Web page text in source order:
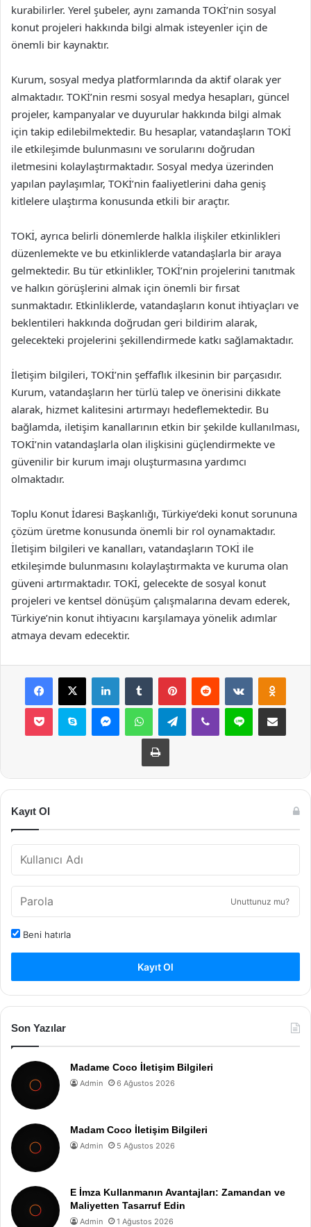
kurabilirler. Yerel şubeler, aynı zamanda TOKİ’nin sosyal
konut projeleri hakkında bilgi almak isteyenler için de
önemli bir kaynaktır.
Kurum, sosyal medya platformlarında da aktif olarak yer
almaktadır. TOKİ’nin resmi sosyal medya hesapları, güncel
projeler, kampanyalar ve duyurular hakkında bilgi almak
için takip edilebilmektedir. Bu hesaplar, vatandaşların TOKİ
ile etkileşimde bulunmasını ve sorularını doğrudan
iletmesini kolaylaştırmaktadır. Sosyal medya üzerinden
yapılan paylaşımlar, TOKİ’nin faaliyetlerini daha geniş
kitlelere ulaştırma konusunda etkili bir araçtır.
TOKİ, ayrıca belirli dönemlerde halkla ilişkiler etkinlikleri
düzenlemekte ve bu etkinliklerde vatandaşlarla bir araya
gelmektedir. Bu tür etkinlikler, TOKİ’nin projelerini tanıtmak
ve halkın görüşlerini almak için önemli bir fırsat
sunmaktadır. Etkinliklerde, vatandaşların konut ihtiyaçları ve
beklentileri hakkında doğrudan geri bildirim alarak,
gelecekteki projelerini şekillendirmede katkı sağlamaktadır.
İletişim bilgileri, TOKİ’nin şeffaflık ilkesinin bir parçasıdır.
Kurum, vatandaşların her türlü talep ve önerisini dikkate
alarak, hizmet kalitesini artırmayı hedeflemektedir. Bu
bağlamda, iletişim kanallarının etkin bir şekilde kullanılması,
TOKİ’nin vatandaşlarla olan ilişkisini güçlendirmekte ve
güvenilir bir kurum imajı oluşturmasına yardımcı
olmaktadır.
Toplu Konut İdaresi Başkanlığı, Türkiye’deki konut sorununa
çözüm üretme konusunda önemli bir rol oynamaktadır.
İletişim bilgileri ve kanalları, vatandaşların TOKİ ile
etkileşimde bulunmasını kolaylaştırmakta ve kuruma olan
güveni artırmaktadır. TOKİ, gelecekte de sosyal konut
projeleri ve kentsel dönüşüm çalışmalarına devam ederek,
Türkiye’nin konut ihtiyacını karşılamaya yönelik adımlar
atmaya devam edecektir.
Facebook
X LinkedInTumblr PinterestReddit VKontakte
Pocket Skype MessengerWhatsAppTelegramViber Line E-Posta ile
Yazdır
Kayıt Ol
Unuttunuz mu?
Beni hatırla
Kayıt Ol
Son Yazılar
Madame Coco İletişim Bilgileri
Admin 6 Ağustos 2026
Madam Coco İletişim Bilgileri
Admin 5 Ağustos 2026
E İmza Kullanmanın Avantajları: Zamandan ve
Maliyetten Tasarruf Edin
Admin 1 Ağustos 2026